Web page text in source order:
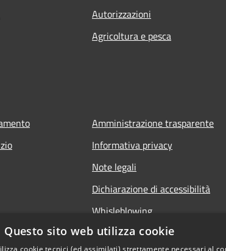
Autorizzazioni
Agricoltura e pesca
Amministrazione trasparente
Informativa privacy
Note legali
Dichiarazione di accessibilità
Whisleblowing
Questo sito web utilizza cookie
cookie tecnici (ed assimilati) strettamente necessari al